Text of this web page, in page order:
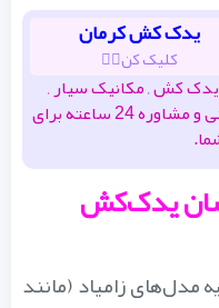
یدک کش کرمان
کلیک کن👆🏽
کش , مکانیک سیار ,
باتری به باتری , حمل بنزین , و پشتیبانی و مشاوره 24 ساعته برای
یدک‌کش
زامیاد (مانند